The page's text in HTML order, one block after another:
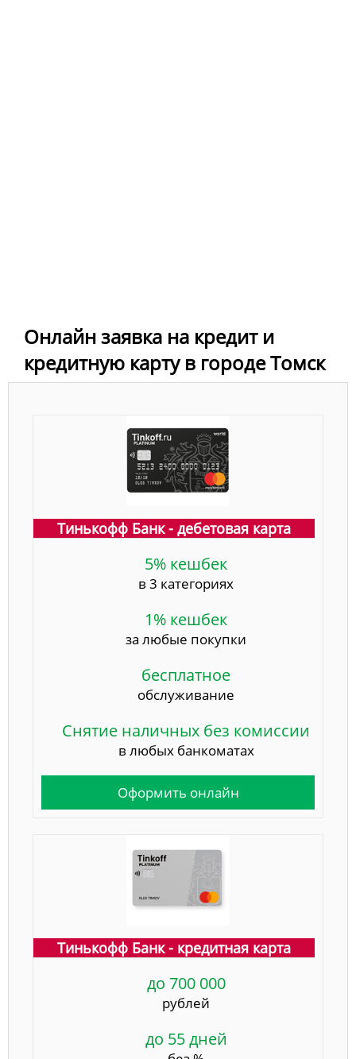
Онлайн заявка на кредит и
кредитную карту в городе Томск
Тинькофф Банк - дебетовая карта
5% кешбек
в 3 категориях
1% кешбек
за любые покупки
бесплатное
обслуживание
Снятие наличных без комиссии
в любых банкоматах
Оформить онлайн
Тинькофф Банк - кредитная карта
до 700 000
рублей
до 55 дней